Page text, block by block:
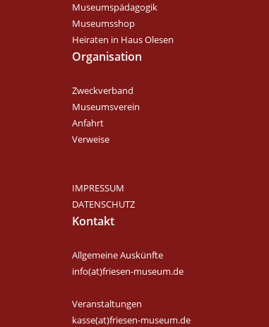
Museumspädagogik
Museumsshop
Heiraten in Haus Olesen
Organisation
Zweckverband
Museumsverein
Anfahrt
Verweise
IMPRESSUM
DATENSCHUTZ
Kontakt
Allgemeine Auskünfte
info(at)friesen-museum.de
Veranstaltungen
kasse(at)friesen-museum.de